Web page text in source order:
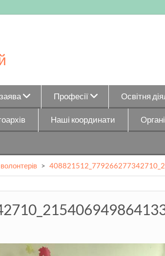
Професії Освітня
Наші координати
>